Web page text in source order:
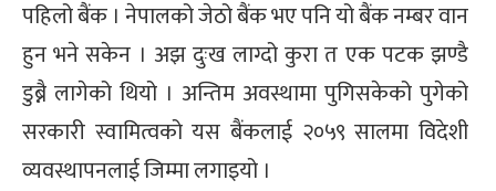
पहिलो बैंक । नेपालको जेठो बैंक भए पनि यो बैंक नम्बर वान
हुन भने सकेन । अझ दुःख लाग्दो कुरा त एक पटक झण्डै
डुब्नै लागेको थियो । अन्तिम अवस्थामा पुगिसकेको पुगेको
सरकारी स्वामित्वको यस बैंकलाई २०५९ सालमा विदेशी
व्यवस्थापनलाई जिम्मा लगाइयो ।